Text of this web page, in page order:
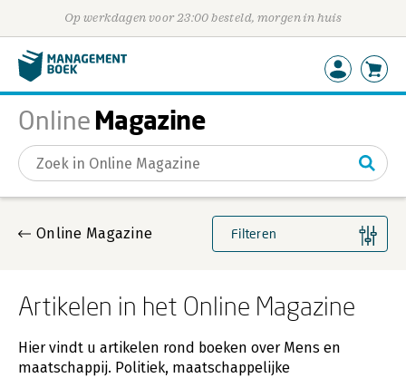
Op werkdagen voor 23:00 besteld, morgen in huis
Online Magazine
Gevonden artikelen
Online Magazine Filteren
Artikelen in het Online Magazine
Hier vindt u artikelen rond boeken over Mens en
maatschappij. Politiek, maatschappelijke